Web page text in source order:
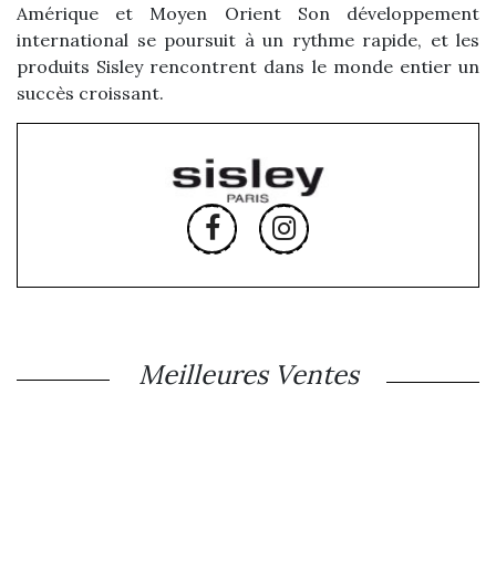
Amérique et Moyen Orient Son développement
international se poursuit à un rythme rapide, et les
produits Sisley rencontrent dans le monde entier un
succès croissant.
Meilleures Ventes